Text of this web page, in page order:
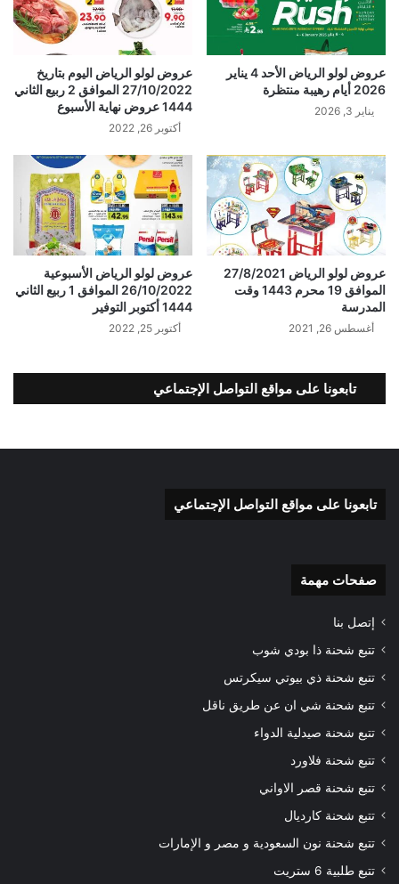
عروض لولو الرياض الأحد 4 يناير
2026 أيام رهيبة منتظرة
يناير 3, 2026
عروض لولو الرياض اليوم بتاريخ
27/10/2022 الموافق 2 ربيع الثاني
1444 عروض نهاية الأسبوع
أكتوبر 26, 2022
عروض لولو الرياض 27/8/2021
الموافق 19 محرم 1443 وقت
المدرسة
أغسطس 26, 2021
عروض لولو الرياض الأسبوعية
26/10/2022 الموافق 1 ربيع الثاني
1444 أكتوبر التوفير
أكتوبر 25, 2022
تابعونا على مواقع التواصل الإجتماعي
تابعونا على مواقع التواصل الإجتماعي
صفحات مهمة
إتصل بنا
تتبع شحنة ذا بودي شوب
تتبع شحنة ذي بيوتي سيكرتس
تتبع شحنة شي ان عن طريق ناقل
تتبع شحنة صيدلية الدواء
تتبع شحنة فلاورد
تتبع شحنة قصر الاواني
تتبع شحنة كارديال
تتبع شحنة نون السعودية و مصر و الإمارات
تتبع طلبية 6 ستريت